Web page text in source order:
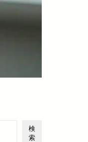
検
索